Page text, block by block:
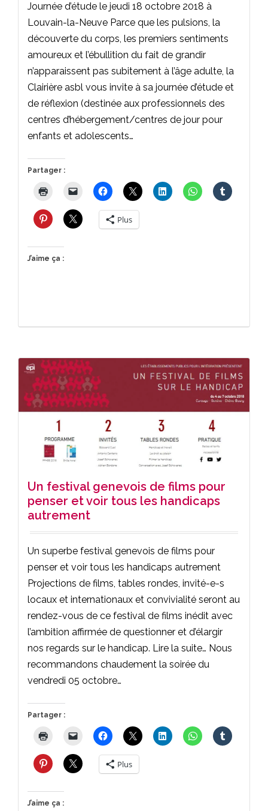
Journée d’étude le jeudi 18 octobre 2018 à
Louvain-la-Neuve Parce que les pulsions, la
découverte du corps, les premiers sentiments
amoureux et l’ébullition du fait de grandir
n’apparaissent pas subitement à l’âge adulte, la
Clairière asbl vous invite à sa journée d’étude et
de réflexion (destinée aux professionnels des
centres d’hébergement/centres de jour pour
enfants et adolescents…
Partager :
Plus
J’aime ça :
Un festival genevois de films pour
penser et voir tous les handicaps
autrement
Un superbe festival genevois de films pour
penser et voir tous les handicaps autrement
Projections de films, tables rondes, invité-e-s
locaux et internationaux et convivialité seront au
rendez-vous de ce festival de films inédit avec
l’ambition affirmée de questionner et d’élargir
nos regards sur le handicap. Lire la suite… Nous
recommandons chaudement la soirée du
vendredi 05 octobre…
Partager :
Plus
J’aime ça :